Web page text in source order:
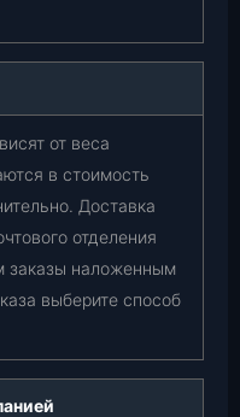
от веса
в стоимость
Доставка
отделения
заказы наложенным
выберите способ